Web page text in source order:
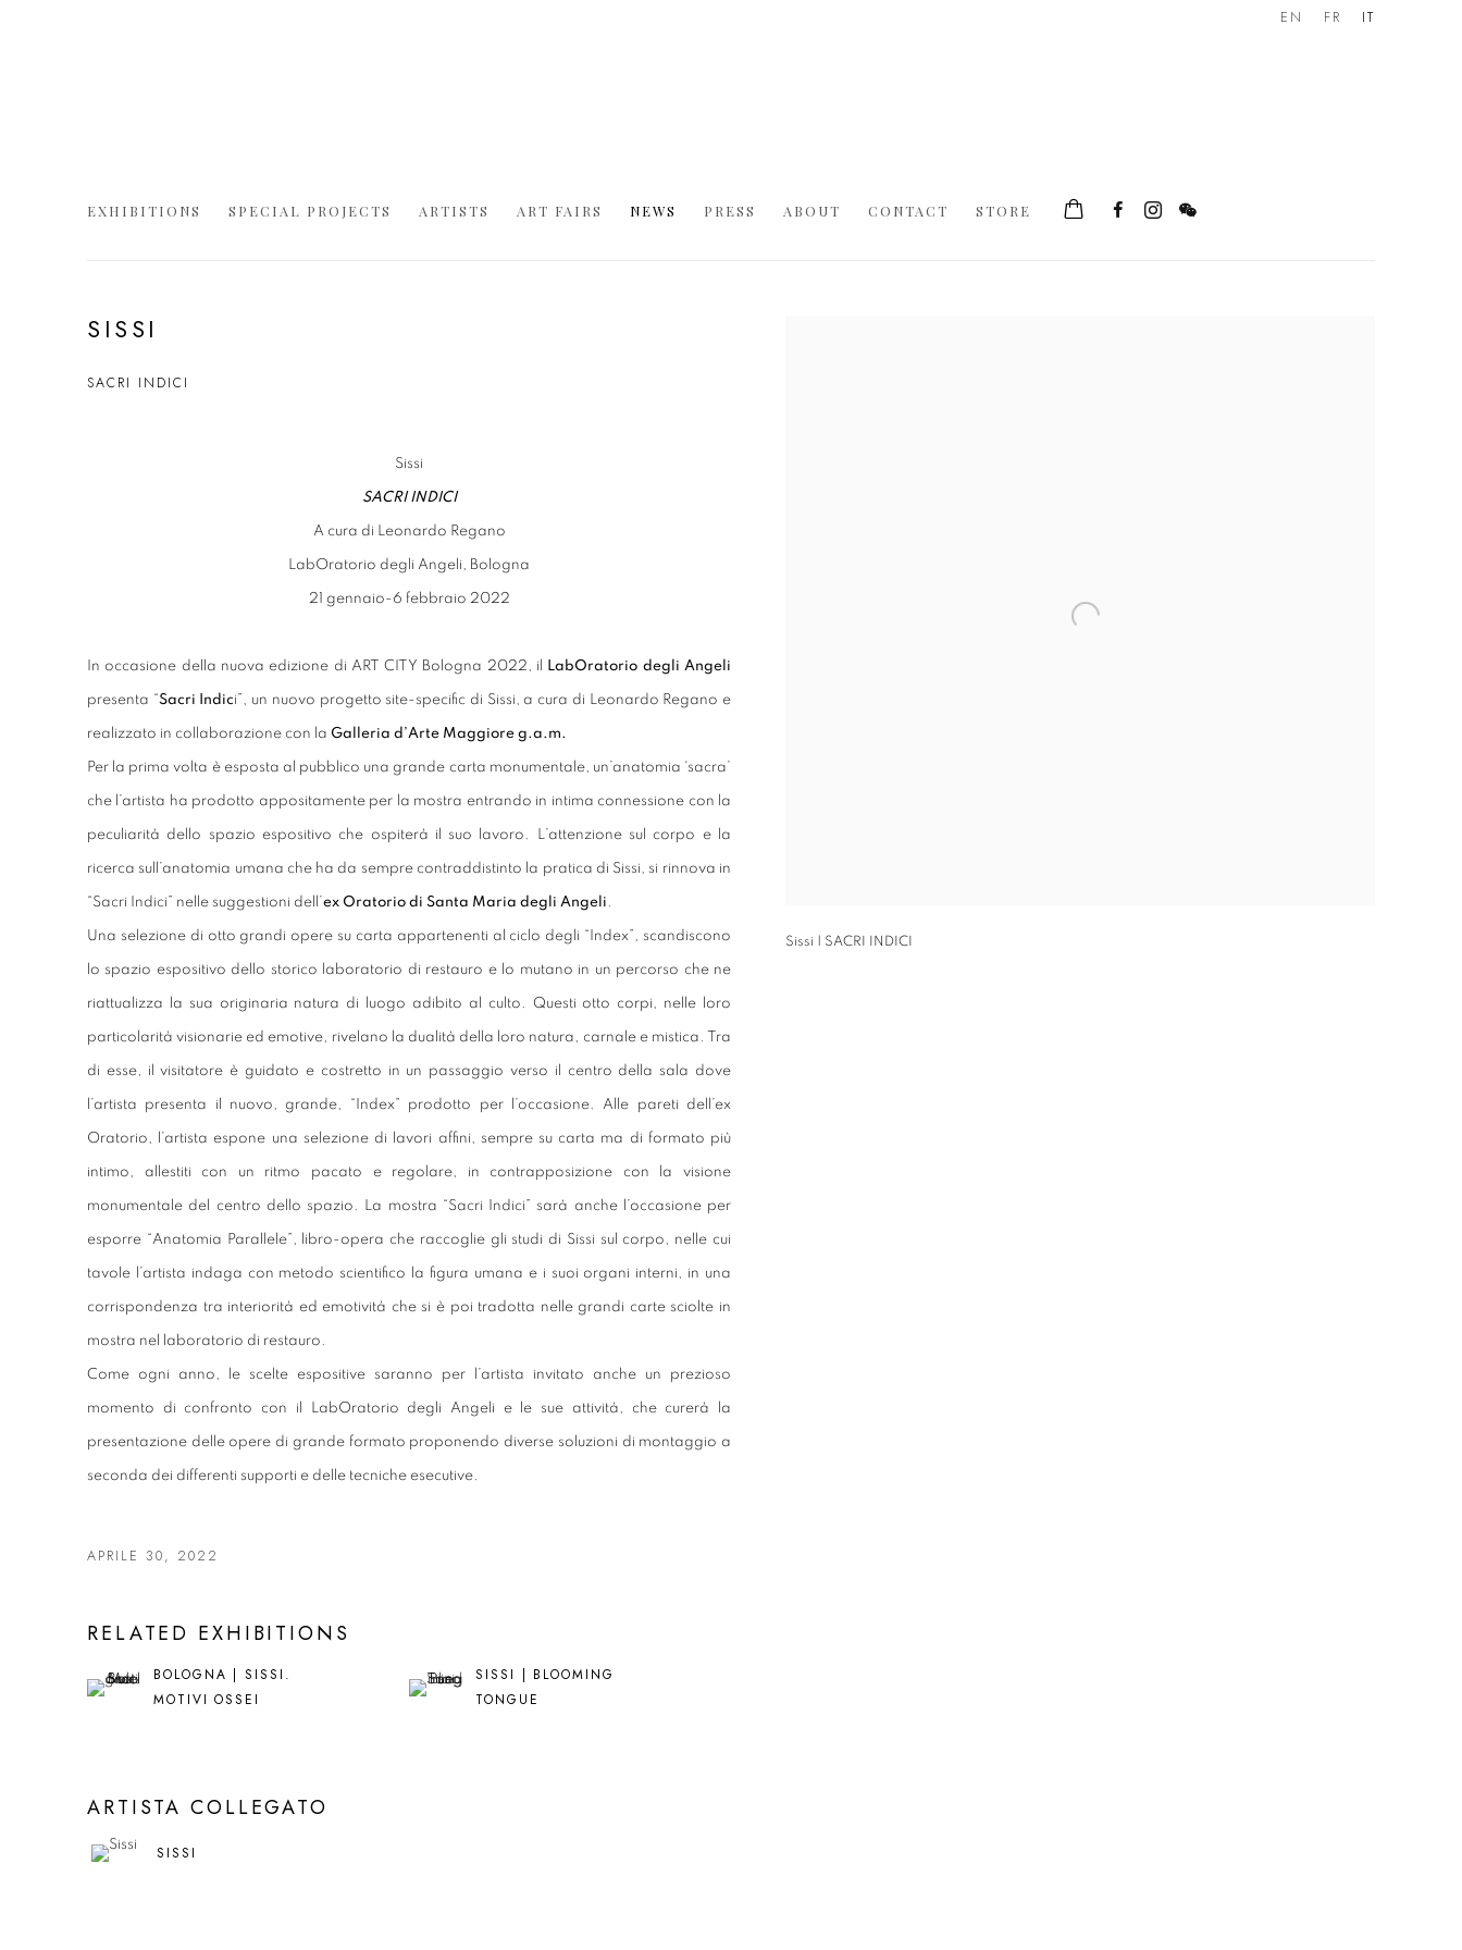
EXHIBITIONS SPECIAL PROJECTS ARTISTS ART FAIRS NEWS PRESS ABOUT CONTACT STORE
EN FR IT
SISSI
SACRI INDICI
Sissi | SACRI INDICI
Sissi
SACRI INDICI
A cura di Leonardo Regano
LabOratorio degli Angeli, Bologna
21 gennaio-6 febbraio 2022
In occasione della nuova edizione di ART CITY Bologna 2022, il LabOratorio degli Angeli
presenta “Sacri Indici”, un nuovo progetto site-specific di Sissi, a cura di Leonardo Regano e
realizzato in collaborazione con la Galleria d’Arte Maggiore g.a.m.
Per la prima volta è esposta al pubblico una grande carta monumentale, un’anatomia ‘sacra’
che l’artista ha prodotto appositamente per la mostra entrando in intima connessione con la
peculiarità dello spazio espositivo che ospiterà il suo lavoro. L’attenzione sul corpo e la
ricerca sull’anatomia umana che ha da sempre contraddistinto la pratica di Sissi, si rinnova in
“Sacri Indici” nelle suggestioni dell’ex Oratorio di Santa Maria degli Angeli
Una selezione di otto grandi opere su carta appartenenti al ciclo degli “Index”, scandiscono
lo spazio espositivo dello storico laboratorio di restauro e lo mutano in un percorso che ne
riattualizza la sua originaria natura di luogo adibito al culto. Questi otto corpi, nelle loro
particolarità visionarie ed emotive, rivelano la dualità della loro natura, carnale e mistica. Tra
di esse, il visitatore è guidato e costretto in un passaggio verso il centro della sala dove
l’artista presenta il nuovo, grande, “Index” prodotto per l’occasione. Alle pareti dell’ex
Oratorio, l’artista espone una selezione di lavori affini, sempre su carta ma di formato più
intimo, allestiti con un ritmo pacato e regolare, in contrapposizione con la visione
monumentale del centro dello spazio. La mostra “Sacri Indici” sarà anche l’occasione per
esporre “Anatomia Parallele”, libro-opera che raccoglie gli studi di Sissi sul corpo, nelle cui
tavole l’artista indaga con metodo scientifico la figura umana e i suoi organi interni, in una
corrispondenza tra interiorità ed emotività che si è poi tradotta nelle grandi carte sciolte in
mostra nel laboratorio di restauro.
Come ogni anno, le scelte espositive saranno per l’artista invitato anche un prezioso
momento di confronto con il LabOratorio degli Angeli e le sue attività, che curerà la
presentazione delle opere di grande formato proponendo diverse soluzioni di montaggio a
seconda dei differenti supporti e delle tecniche esecutive.
APRILE 30, 2022
RELATED EXHIBITIONS
BOLOGNA | SISSI.
MOTIVI OSSEI
SISSI | BLOOMING
TONGUE
ARTISTA COLLEGATO
SISSI